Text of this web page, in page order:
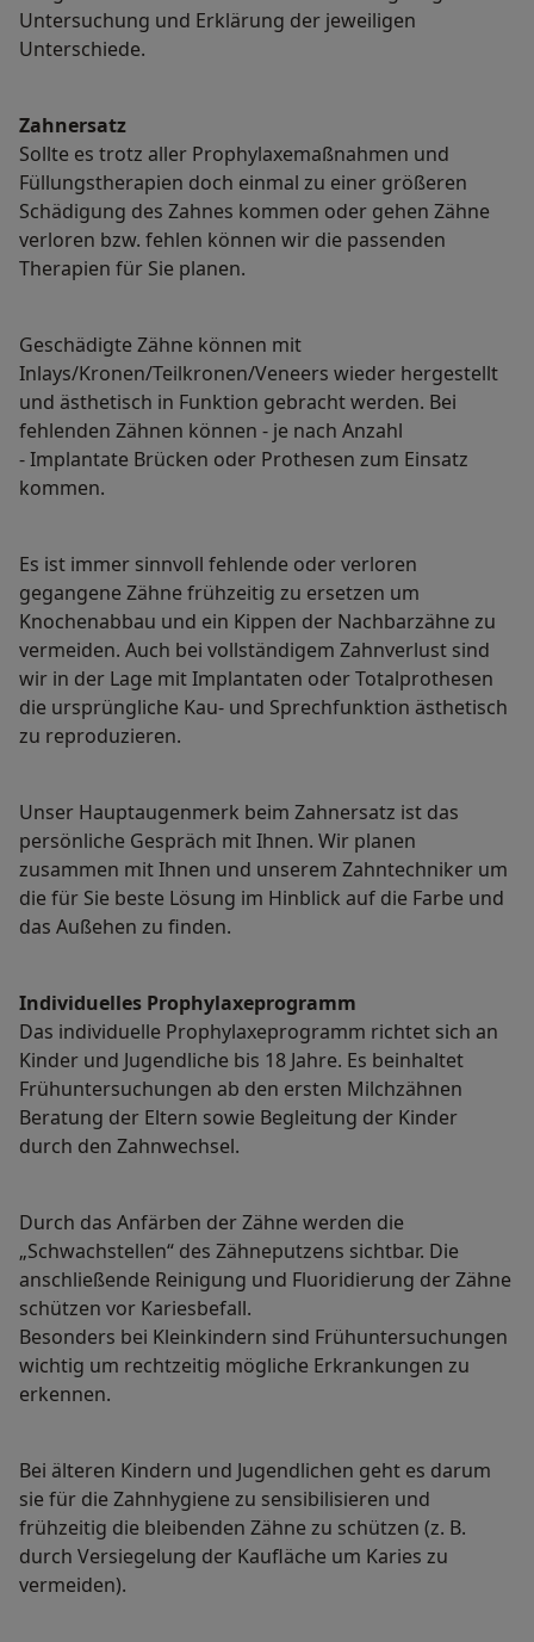
Untersuchung und Erklärung der jeweiligen
Unterschiede.
Zahnersatz
Sollte es trotz aller Prophylaxemaßnahmen und
Füllungstherapien doch einmal zu einer größeren
Schädigung des Zahnes kommen oder gehen Zähne
verloren bzw. fehlen können wir die passenden
Therapien für Sie planen.
Geschädigte Zähne können mit
Inlays/Kronen/Teilkronen/Veneers wieder hergestellt
und ästhetisch in Funktion gebracht werden. Bei
fehlenden Zähnen können - je nach Anzahl
- Implantate Brücken oder Prothesen zum Einsatz
kommen.
Es ist immer sinnvoll fehlende oder verloren
gegangene Zähne frühzeitig zu ersetzen um
Knochenabbau und ein Kippen der Nachbarzähne zu
vermeiden. Auch bei vollständigem Zahnverlust sind
wir in der Lage mit Implantaten oder Totalprothesen
die ursprüngliche Kau- und Sprechfunktion ästhetisch
zu reproduzieren.
Unser Hauptaugenmerk beim Zahnersatz ist das
persönliche Gespräch mit Ihnen. Wir planen
zusammen mit Ihnen und unserem Zahntechniker um
die für Sie beste Lösung im Hinblick auf die Farbe und
das Außehen zu finden.
Individuelles Prophylaxeprogramm
Das individuelle Prophylaxeprogramm richtet sich an
Kinder und Jugendliche bis 18 Jahre. Es beinhaltet
Frühuntersuchungen ab den ersten Milchzähnen
Beratung der Eltern sowie Begleitung der Kinder
durch den Zahnwechsel.
Durch das Anfärben der Zähne werden die
„Schwachstellen“ des Zähneputzens sichtbar. Die
anschließende Reinigung und Fluoridierung der Zähne
schützen vor Kariesbefall.
Besonders bei Kleinkindern sind Frühuntersuchungen
wichtig um rechtzeitig mögliche Erkrankungen zu
erkennen.
Bei älteren Kindern und Jugendlichen geht es darum
sie für die Zahnhygiene zu sensibilisieren und
frühzeitig die bleibenden Zähne zu schützen (z. B.
durch Versiegelung der Kaufläche um Karies zu
vermeiden).